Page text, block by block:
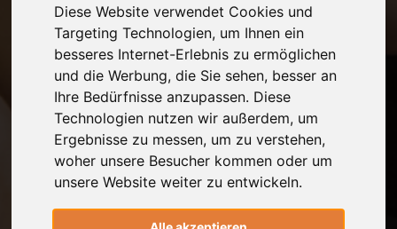
Diese Website verwendet Cookies und
Targeting Technologien, um Ihnen ein
besseres Internet-Erlebnis zu ermöglichen
und die Werbung, die Sie sehen, besser an
Ihre Bedürfnisse anzupassen. Diese
Technologien nutzen wir außerdem, um
Ergebnisse zu messen, um zu verstehen,
woher unsere Besucher kommen oder um
unsere Website weiter zu entwickeln.